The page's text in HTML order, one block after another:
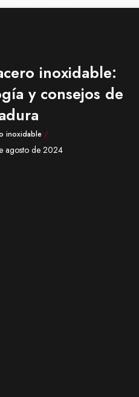
inoxidable:
y consejos de
inoxidable /
agosto de 2024